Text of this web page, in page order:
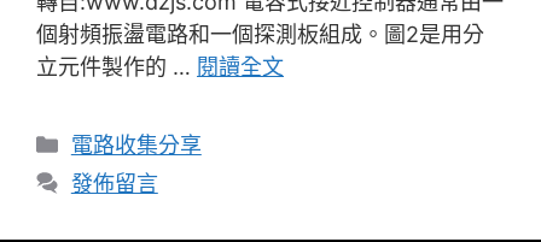
個射頻振盪電路和一個探測板組成。圖2是用分
立元件製作的 … 閱讀全文
分
類
電路收集分享
發佈留言